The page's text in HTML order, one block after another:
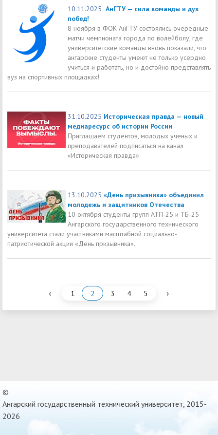
10.11.2025 АнГТУ — сила команды и дух
побед!
8 ноября в ФОК АнГТУ состоялись очередные
матчи чемпионата города по волейболу, где
университетские команды вновь показали, что
ангарские студенты умеют не только усердно
учиться и работать, но и достойно представлять
вуз на спортивных площадках!
31.10.2025 Историческая правда — новый
медиаресурс об истории России
Приглашаем студентов, молодых ученых и
преподавателей подписаться на канал
«Историческая правда»
13.10.2025 «День призывника» объединил
молодежь и защитников Отечества
10 октября студенты групп АТП-25 и ТБ-25
Ангарского государственного технического
университета стали участниками масштабной социально-
патриотической акции «День призывника».
‹ 1 2 3 4 5 ›
©
Ангарский государственный технический университет, 2015-
2026